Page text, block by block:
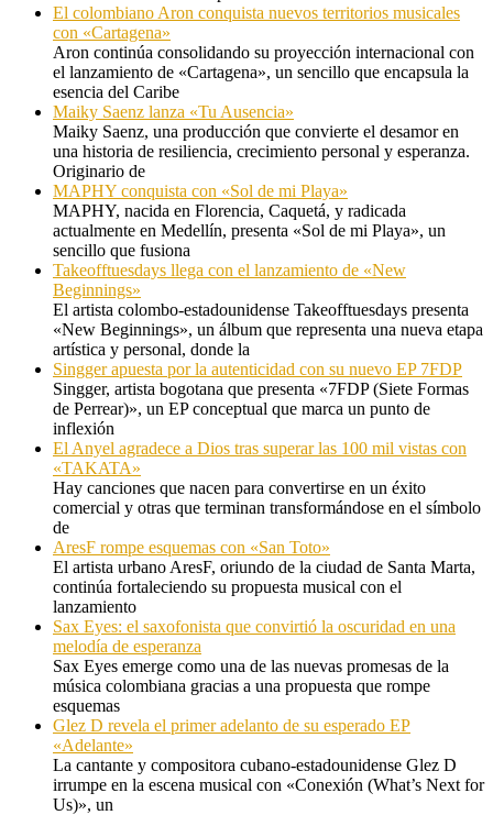
El colombiano Aron conquista nuevos territorios musicales
con «Cartagena»
Aron continúa consolidando su proyección internacional con
el lanzamiento de «Cartagena», un sencillo que encapsula la
esencia del Caribe
Maiky Saenz lanza «Tu Ausencia»
Maiky Saenz, una producción que convierte el desamor en
una historia de resiliencia, crecimiento personal y esperanza.
Originario de
MAPHY conquista con «Sol de mi Playa»
MAPHY, nacida en Florencia, Caquetá, y radicada
actualmente en Medellín, presenta «Sol de mi Playa», un
sencillo que fusiona
Takeofftuesdays llega con el lanzamiento de «New
Beginnings»
El artista colombo-estadounidense Takeofftuesdays presenta
«New Beginnings», un álbum que representa una nueva etapa
artística y personal, donde la
Singger apuesta por la autenticidad con su nuevo EP 7FDP
Singger, artista bogotana que presenta «7FDP (Siete Formas
de Perrear)», un EP conceptual que marca un punto de
inflexión
El Anyel agradece a Dios tras superar las 100 mil vistas con
«TAKATA»
Hay canciones que nacen para convertirse en un éxito
comercial y otras que terminan transformándose en el símbolo
de
AresF rompe esquemas con «San Toto»
El artista urbano AresF, oriundo de la ciudad de Santa Marta,
continúa fortaleciendo su propuesta musical con el
lanzamiento
Sax Eyes: el saxofonista que convirtió la oscuridad en una
melodía de esperanza
Sax Eyes emerge como una de las nuevas promesas de la
música colombiana gracias a una propuesta que rompe
esquemas
Glez D revela el primer adelanto de su esperado EP
«Adelante»
La cantante y compositora cubano-estadounidense Glez D
irrumpe en la escena musical con «Conexión (What’s Next for
Us)», un